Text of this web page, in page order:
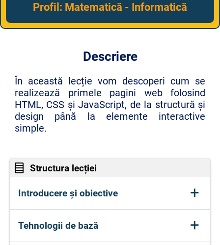
Profil: Matematică - Informatică
Descriere
În această lecție vom descoperi cum se
realizează primele pagini web folosind
HTML, CSS și JavaScript, de la structură și
design până la elemente interactive
simple.
Structura lecției
Introducere și obiective +
Obiectivele și contextul lecției.
Tehnologii de bază +